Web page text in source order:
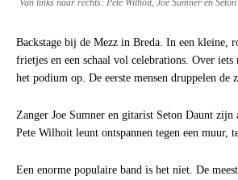
Van links naar rechts: Pete Wilhoit, Joe Sumner en
Backstage bij de Mezz in Breda. In een kleine,
frietjes en een schaal vol celebrations. Over
het podium op. De eerste mensen druppelen
Zanger Joe Sumner en gitarist Seton Daunt
Pete Wilhoit leunt ontspannen tegen een
Een enorme populaire band is het niet. De